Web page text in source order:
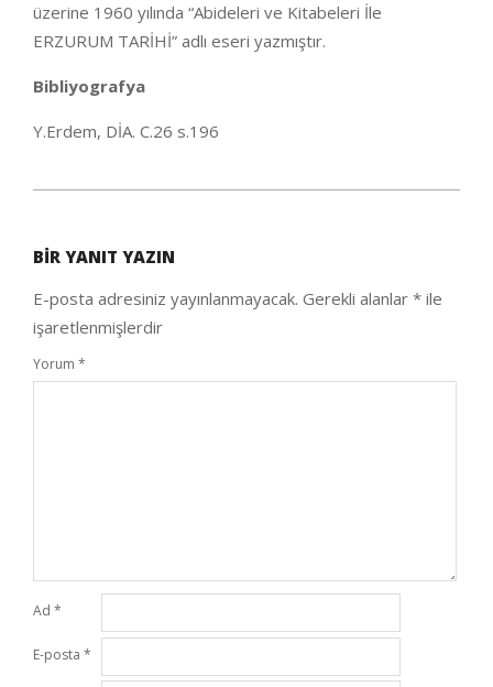
üzerine 1960 yılında “Abideleri ve Kitabeleri İle
ERZURUM TARİHİ” adlı eseri yazmıştır.
Bibliyografya
Y.Erdem, DİA. C.26 s.196
26
BIR YANIT YAZIN
E-posta adresiniz yayınlanmayacak. Gerekli alanlar * ile
işaretlenmişlerdir
Yorum *
Ad *
E-posta *